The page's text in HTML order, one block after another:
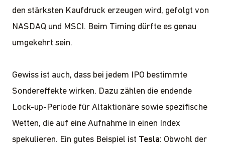
den stärksten Kaufdruck erzeugen wird, gefolgt von
NASDAQ und MSCI. Beim Timing dürfte es genau
umgekehrt sein.
Gewiss ist auch, dass bei jedem IPO bestimmte
Sondereffekte wirken. Dazu zählen die endende
Lock-up-Periode für Altaktionäre sowie spezifische
Wetten, die auf eine Aufnahme in einen Index
spekulieren. Ein gutes Beispiel ist Tesla: Obwohl der